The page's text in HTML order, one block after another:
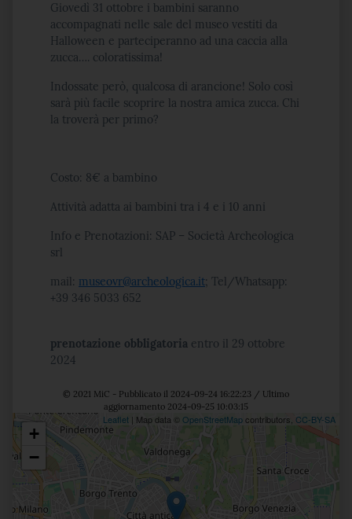
Giovedì 31 ottobre i bambini saranno
accompagnati nelle sale del museo vestiti da
Halloween e parteciperanno ad una caccia alla
zucca…. coloratissima!
Indossate però, qualcosa di arancione! Solo così
sarà più facile scoprire la nostra amica zucca. Chi
la troverà per primo?
Costo: 8€ a bambino
Attività adatta ai bambini tra i 4 e i 10 anni
Info e Prenotazioni: SAP – Società Archeologica
srl
mail: museovr@archeologica.it; Tel/Whatsapp:
+39 346 5033 652
prenotazione obbligatoria entro il 29 ottobre
2024
© 2021 MiC - Pubblicato il 2024-09-24 16:22:23 / Ultimo
aggiornamento 2024-09-25 10:03:15
Posizione
+
−
Leaflet | Map data © OpenStreetMapcontributors, CC-BY-SA